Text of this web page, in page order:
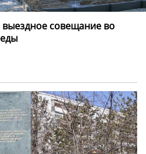
совещание во